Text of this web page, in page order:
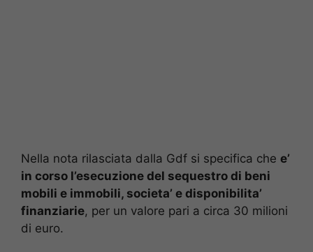
Nella nota rilasciata dalla Gdf si specifica che e’
in corso l’esecuzione del sequestro di beni
mobili e immobili, societa’ e disponibilita’
finanziarie, per un valore pari a circa 30 milioni
di euro.